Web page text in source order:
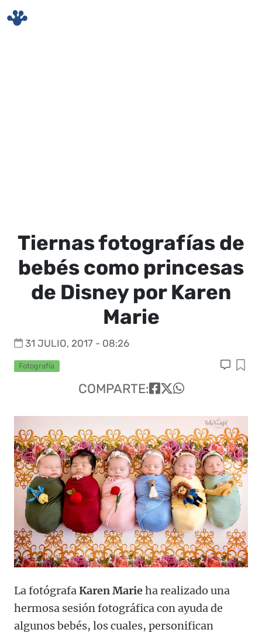
Tiernas fotografías de
bebés como princesas
de Disney por Karen
Marie
31 JULIO, 2017 - 08:26
Fotografía
COMPARTE:
La fotógrafaKaren Marieha realizado una
hermosa sesión fotográfica con ayuda de
algunos bebés, los cuales, personifican